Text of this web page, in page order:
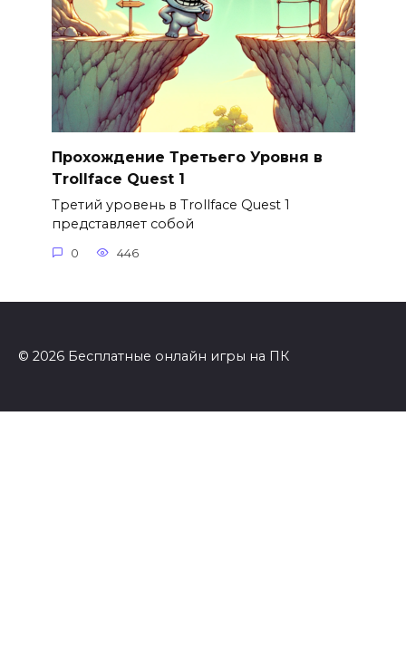
Прохождение Третьего Уровня в
Trollface Quest 1
Третий уровень в Trollface Quest 1
представляет собой
0 446
© 2026 Бесплатные онлайн игры на ПК